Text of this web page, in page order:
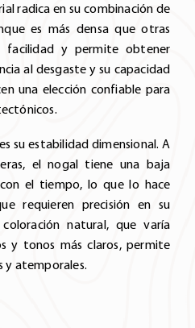
radica en su combinación de
es más densa que otras
facilidad y permite obtener
al desgaste y su capacidad
una elección confiable para
su estabilidad dimensional. A
el nogal tiene una baja
el tiempo, lo que lo hace
requieren precisión en su
natural, que varía
y tonos más claros, permite
y atemporales.